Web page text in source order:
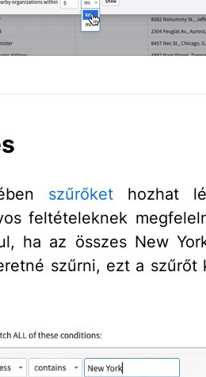
szűrőket hozhat
feltételeknek
ha az összes New
szűrni, ezt a szűrőt